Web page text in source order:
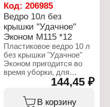
Код:206985
Ведро 10л без
крышки "Удачное"
Эконом М115 *12
Пластиковое ведро 10 л
без крышки "Удачное"
Эконом пригодится во
время уборки, для
транспортировки урожая
и полива растений.
Прочный, толстый и
144,45 ₽
В корзину